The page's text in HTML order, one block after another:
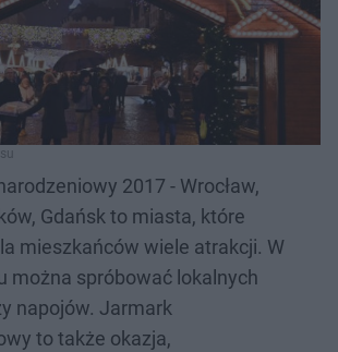
2017 - Wrocław,
Gdańsk to miasta, które
mieszkańców wiele atrakcji. W
można spróbować lokalnych
napojów. Jarmark
to także okazja,